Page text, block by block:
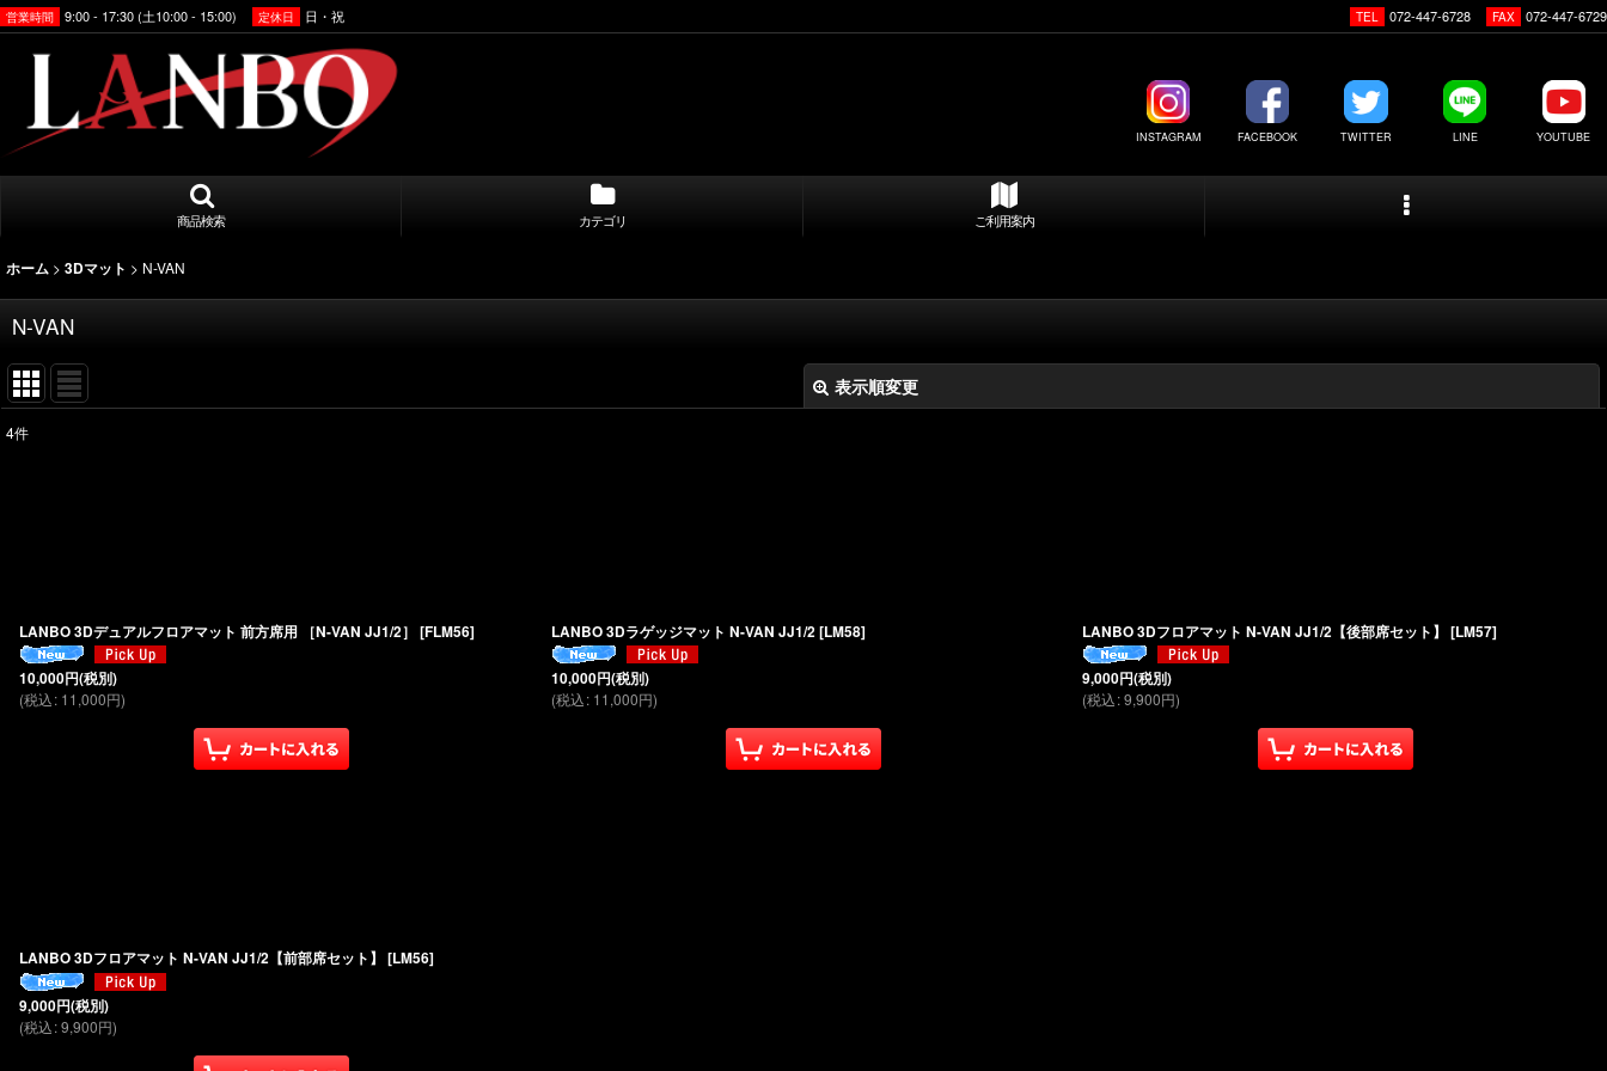
営業時間 9:00 - 17:30 (土10:00 - 15:00) 定休日 日・祝 TEL 072-447-6728 FAX 072-447-6729
INSTAGRAM FACEBOOK TWITTER LINE YOUTUBE
商品検索 カテゴリ ご利用案内
ホーム > 3Dマット > N-VAN
N-VAN
表示順変更
4件
LANBO 3Dデュアルフロアマット 前方席用 ［N-VAN JJ1/2］ [FLM56]
10,000円(税別)
(税込: 11,000円)
LANBO 3Dラゲッジマット N-VAN JJ1/2 [LM58]
10,000円(税別)
(税込: 11,000円)
LANBO 3Dフロアマット N-VAN JJ1/2【後部席セット】 [LM57]
9,000円(税別)
(税込:9,900円)
LANBO 3Dフロアマット N-VAN JJ1/2【前部席セット】 [LM56]
9,000円(税別)
(税込:9,900円)